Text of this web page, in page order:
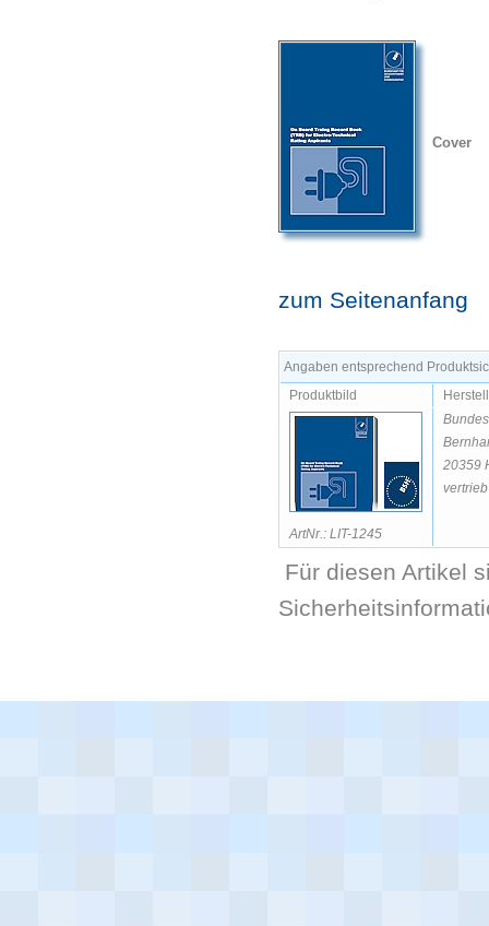
Cover
zum Seitenanfang
Angaben entsprechend
Produktbild
ArtNr.: LIT-1245
20359
Für diesen Artikel